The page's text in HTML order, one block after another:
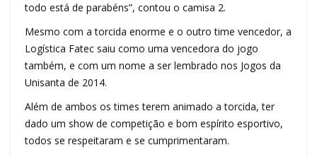
todo está de parabéns”, contou o camisa 2.
Mesmo com a torcida enorme e o outro time vencedor, a
Logística Fatec saiu como uma vencedora do jogo
também, e com um nome a ser lembrado nos Jogos da
Unisanta de 2014.
Além de ambos os times terem animado a torcida, ter
dado um show de competição e bom espírito esportivo,
todos se respeitaram e se cumprimentaram.